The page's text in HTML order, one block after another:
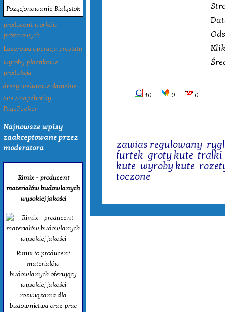
Pozycjonowanie Białystok
producent worków
próżniowych
Laserowa operacja prostaty
wyroby plastikowe
produkcja
dresy welurowe damskie
Site Snapshot by
PagePeeker
Najnowsze wpisy
zaakceptowane przez
moderatora
Rimix - producent
materiałów budowlanych
wysokiej jakości
Rimix to producent
materiałów
budowlanych oferujący
wysokiej jakości
rozwiązania dla
budownictwa oraz prac
10 0 0
zawias regulowany
furtek groty kute tralki
kute wyroby kute
toczone